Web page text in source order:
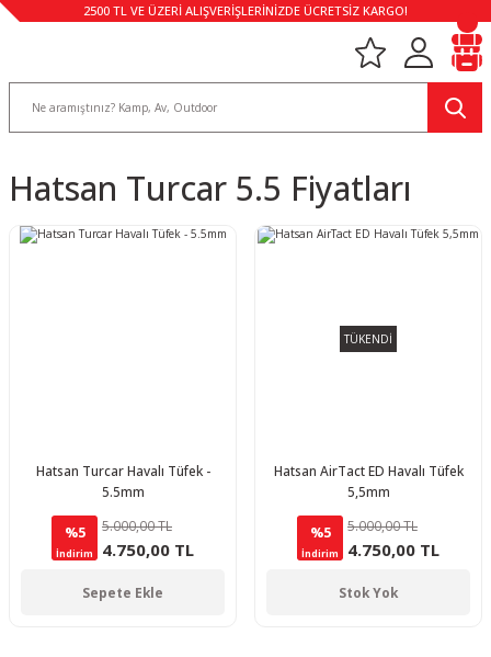
2500 TL VE ÜZERİ ALIŞVERİŞLERİNİZDE ÜCRETSİZ KARGO!
Hatsan Turcar 5.5 Fiyatları
Hatsan Turcar Havalı Tüfek -
5.5mm
%5
İndirim
5.000,00 TL
4.750,00 TL
Sepete Ekle
TÜKENDİ
Hatsan AirTact ED Havalı Tüfek
5,5mm
%5
İndirim
5.000,00 TL
4.750,00 TL
Stok Yok